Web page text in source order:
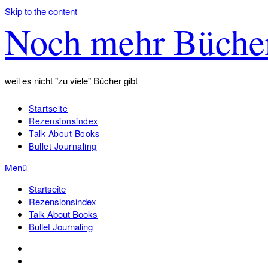
Skip to the content
Noch mehr
weil es nicht "zu viele" Bücher gibt
Startseite
Rezensionsindex
Talk About Books
Bullet Journaling
Menü
Startseite
Rezensionsindex
Talk About Books
Bullet Journaling